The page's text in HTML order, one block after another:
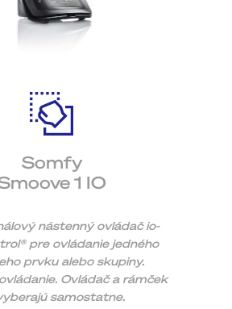
Somfy
1 IO
nástenný ovládač io-
pre ovládanie jedného
prvku alebo skupiny.
Ovládač a rámček
samostatne.